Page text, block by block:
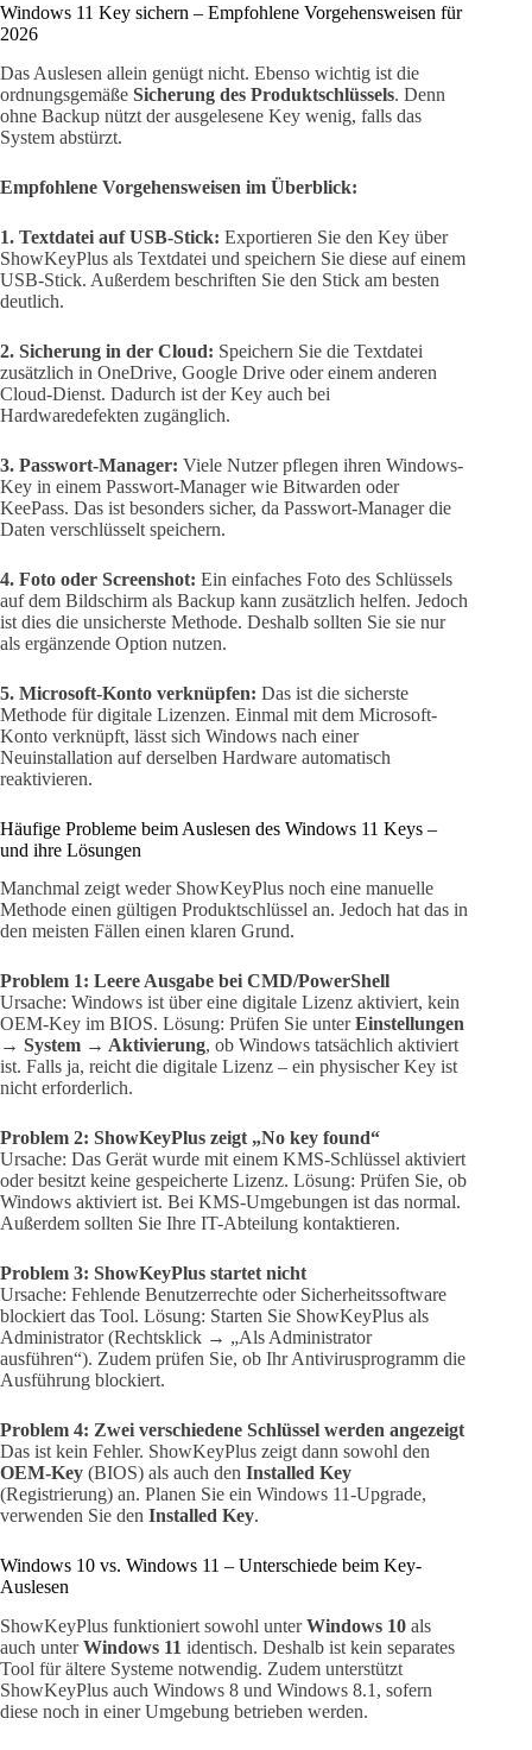
Windows 11 Key sichern – Empfohlene Vorgehensweisen für
2026
Das Auslesen allein genügt nicht. Ebenso wichtig ist die
ordnungsgemäße Sicherung des Produktschlüssels. Denn
ohne Backup nützt der ausgelesene Key wenig, falls das
System abstürzt.
Empfohlene Vorgehensweisen im Überblick:
1. Textdatei auf USB-Stick: Exportieren Sie den Key über
ShowKeyPlus als Textdatei und speichern Sie diese auf einem
USB-Stick. Außerdem beschriften Sie den Stick am besten
deutlich.
2. Sicherung in der Cloud: Speichern Sie die Textdatei
zusätzlich in OneDrive, Google Drive oder einem anderen
Cloud-Dienst. Dadurch ist der Key auch bei
Hardwaredefekten zugänglich.
3. Passwort-Manager: Viele Nutzer pflegen ihren Windows-
Key in einem Passwort-Manager wie Bitwarden oder
KeePass. Das ist besonders sicher, da Passwort-Manager die
Daten verschlüsselt speichern.
4. Foto oder Screenshot: Ein einfaches Foto des Schlüssels
auf dem Bildschirm als Backup kann zusätzlich helfen. Jedoch
ist dies die unsicherste Methode. Deshalb sollten Sie sie nur
als ergänzende Option nutzen.
5. Microsoft-Konto verknüpfen: Das ist die sicherste
Methode für digitale Lizenzen. Einmal mit dem Microsoft-
Konto verknüpft, lässt sich Windows nach einer
Neuinstallation auf derselben Hardware automatisch
reaktivieren.
Häufige Probleme beim Auslesen des Windows 11 Keys –
und ihre Lösungen
Manchmal zeigt weder ShowKeyPlus noch eine manuelle
Methode einen gültigen Produktschlüssel an. Jedoch hat das in
den meisten Fällen einen klaren Grund.
Problem 1: Leere Ausgabe bei CMD/PowerShell
Ursache: Windows ist über eine digitale Lizenz aktiviert, kein
OEM-Key im BIOS. Lösung: Prüfen Sie unterEinstellungen
→ System → Aktivierung, ob Windows tatsächlich aktiviert
ist. Falls ja, reicht die digitale Lizenz – ein physischer Key ist
nicht erforderlich.
Problem 2: ShowKeyPlus zeigt „No key found“
Ursache: Das Gerät wurde mit einem KMS-Schlüssel aktiviert
oder besitzt keine gespeicherte Lizenz. Lösung: Prüfen Sie, ob
Windows aktiviert ist. Bei KMS-Umgebungen ist das normal.
Außerdem sollten Sie Ihre IT-Abteilung kontaktieren.
Problem 3: ShowKeyPlus startet nicht
Ursache: Fehlende Benutzerrechte oder Sicherheitssoftware
blockiert das Tool. Lösung: Starten Sie ShowKeyPlus als
Administrator (Rechtsklick → „Als Administrator
ausführen“). Zudem prüfen Sie, ob Ihr Antivirusprogramm die
Ausführung blockiert.
Problem 4: Zwei verschiedene Schlüssel werden angezeigt
Das ist kein Fehler. ShowKeyPlus zeigt dann sowohl den
OEM-Key (BIOS) als auch den Installed Key
(Registrierung) an. Planen Sie ein Windows 11-Upgrade,
verwenden Sie den Installed Key.
Windows 10 vs. Windows 11 – Unterschiede beim Key-
Auslesen
ShowKeyPlus funktioniert sowohl unterWindows 10 als
auch unterWindows 11 identisch. Deshalb ist kein separates
Tool für ältere Systeme notwendig. Zudem unterstützt
ShowKeyPlus auch Windows 8 und Windows 8.1, sofern
diese noch in einer Umgebung betrieben werden.